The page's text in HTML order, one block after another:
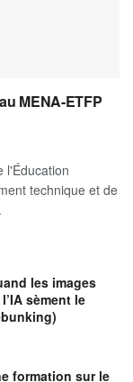
MENA-ETFP
l'Éducation
technique et de
les images
sèment le
formation sur le